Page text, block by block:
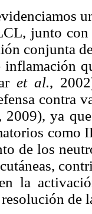
junto
conjunta
inflamación
et al.,
contra
2009), ya
como
de los
la
de